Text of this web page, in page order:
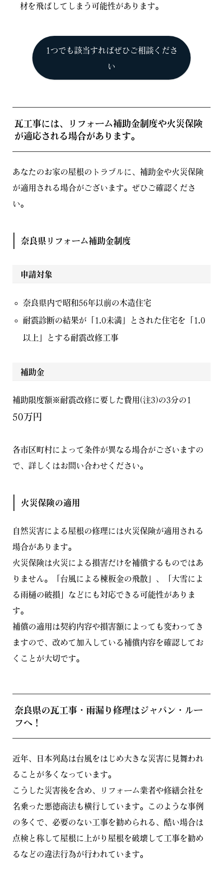
材を飛ばしてしまう可能性があります。
1つでも該当すればぜひご相談くださ
い
瓦工事には、リフォーム補助金制度や火災保険
が適応される場合があります。
あなたのお家の屋根のトラブルに、補助金や火災保険
が適用される場合がございます。ぜひご確認くださ
い。
奈良県リフォーム補助金制度
申請対象
奈良県内で昭和56年以前の木造住宅
耐震診断の結果が「1.0未満」とされた住宅を「1.0
以上」とする耐震改修工事
補助金
補助限度額※耐震改修に要した費用(注3)の3分の1
50万円
各市区町村によって条件が異なる場合がございますの
で、詳しくはお問い合わせください。
火災保険の適用
自然災害による屋根の修理には火災保険が適用される
場合があります。
火災保険は火災による損害だけを補償するものではあ
りません。「台風による棟板金の飛散」、「大雪によ
る雨樋の破損」などにも対応できる可能性がありま
す。
補償の適用は契約内容や損害額によっても変わってき
ますので、改めて加入している補償内容を確認してお
くことが大切です。
奈良県の瓦工事・雨漏り修理はジャパン・ルー
フへ！
近年、日本列島は台風をはじめ大きな災害に見舞われ
ることが多くなっています。
こうした災害後を含め、リフォーム業者や修繕会社を
名乗った悪徳商法も横行しています。このような事例
の多くで、必要のない工事を勧められる、酷い場合は
点検と称して屋根に上がり屋根を破壊して工事を勧め
るなどの違法行為が行われています。